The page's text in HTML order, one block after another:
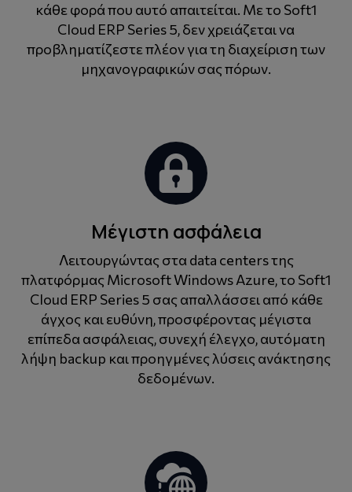
κάθε φορά που αυτό απαιτείται. Με το Soft1
Cloud ERP Series 5, δεν χρειάζεται να
προβληματίζεστε πλέον για τη διαχείριση των
μηχανογραφικών σας πόρων.
Μέγιστη ασφάλεια
Λειτουργώντας στα data centers της
πλατφόρμας Microsoft Windows Azure, το Soft1
Cloud ERP Series 5 σας απαλλάσσει από κάθε
άγχος και ευθύνη, προσφέροντας μέγιστα
επίπεδα ασφάλειας, συνεχή έλεγχο, αυτόματη
λήψη backup και προηγμένες λύσεις ανάκτησης
δεδομένων.